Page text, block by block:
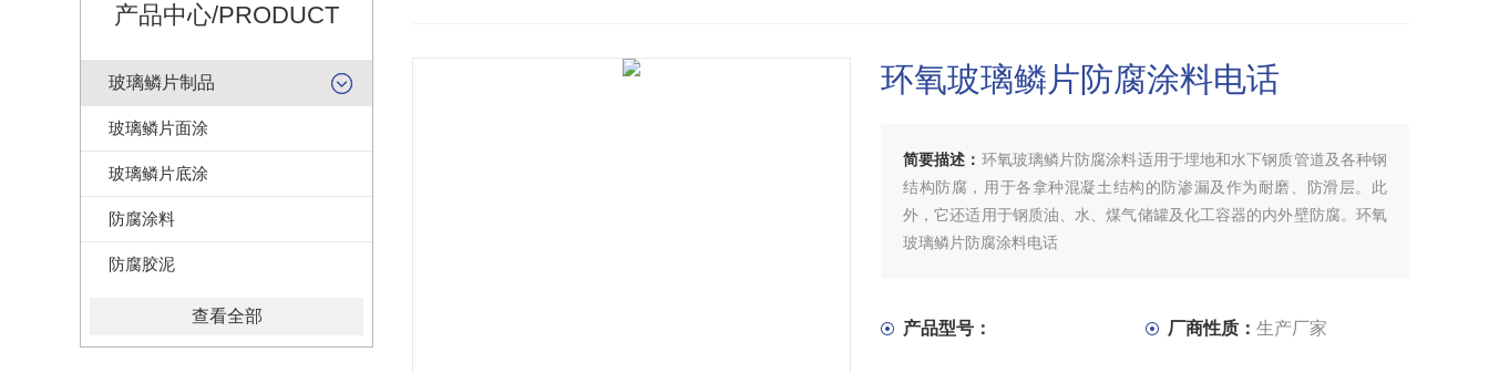
产品中心/PRODUCT
玻璃鳞片制品
玻璃鳞片面涂
玻璃鳞片底涂
防腐涂料
防腐胶泥
查看全部
环氧玻璃鳞片防腐涂料电话
简要描述： 环氧玻璃鳞片防腐涂料适用于埋地和水下钢质管道及各种钢
结构防腐，用于各拿种混凝土结构的防渗漏及作为耐磨、防滑层。此
外，它还适用于钢质油、水、煤气储罐及化工容器的内外壁防腐。环氧
玻璃鳞片防腐涂料电话
产品型号： 厂商性质： 生产厂家